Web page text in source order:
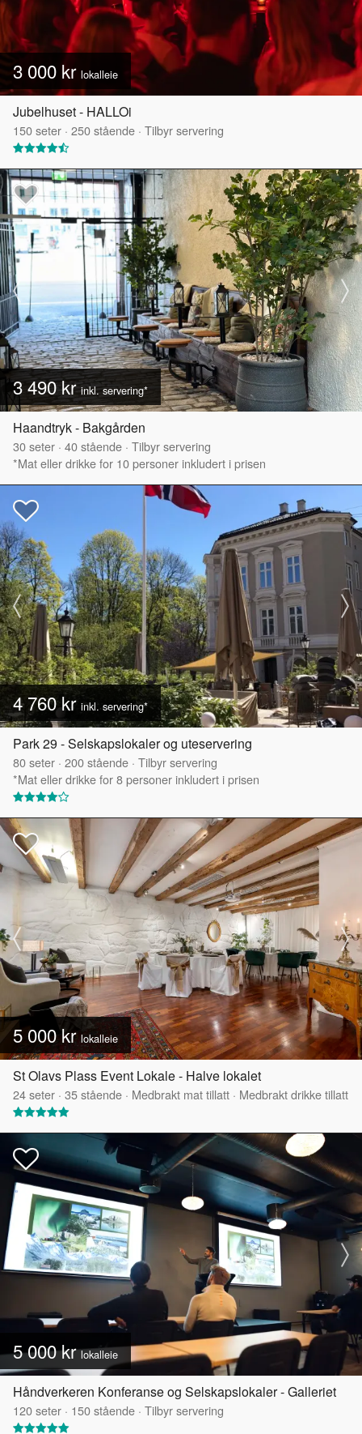
3 000 kr lokalleie
Jubelhuset - HALLOi
150seter · 250stående · Tilbyr servering
3 490 krinkl. servering*
Haandtryk - Bakgården
30seter · 40stående · Tilbyr servering
*Mat eller drikke for 10 personer inkludert i prisen
4 760 krinkl. servering*
Park 29 - Selskapslokaler og uteservering
80seter · 200stående · Tilbyr servering
*Mat eller drikke for 8 personer inkludert i prisen
5 000 krlokalleie
St Olavs Plass Event Lokale - Halve lokalet
24seter · 35stående · Medbrakt mat tillatt · Medbrakt drikke tillatt
5 000 krlokalleie
Håndverkeren Konferanse og Selskapslokaler - Galleriet
120seter · 150stående · Tilbyr servering